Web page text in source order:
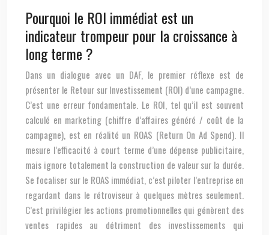
Pourquoi le ROI immédiat est un
indicateur trompeur pour la croissance à
long terme ?
Dans un dialogue avec un DAF, le premier réflexe est de
présenter le Retour sur Investissement (ROI) d’une campagne.
C’est une erreur fondamentale. Le ROI, tel qu’il est souvent
calculé en marketing (chiffre d’affaires généré / coût de la
campagne), est en réalité un ROAS (Return On Ad Spend). Il
mesure l’efficacité à court terme d’une dépense publicitaire,
mais ignore totalement la construction de valeur sur la durée.
Se focaliser sur le ROAS immédiat, c’est piloter l’entreprise en
regardant dans le rétroviseur à quelques mètres seulement.
C’est privilégier les actions promotionnelles qui génèrent des
ventes rapides au détriment des investissements qui